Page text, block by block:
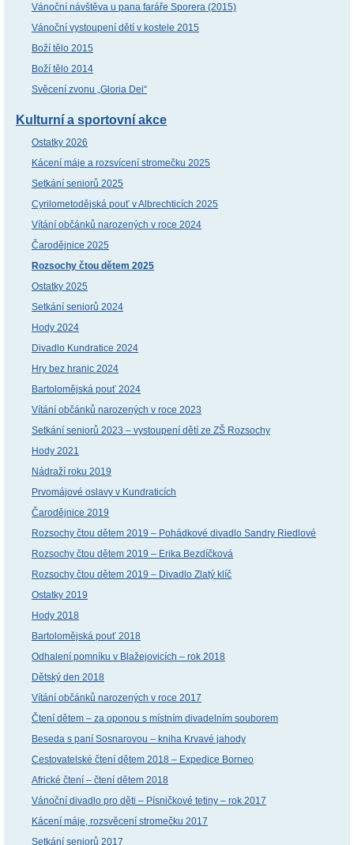
Vánoční návštěva u pana faráře Sporera (2015)
Vánoční vystoupení dětí v kostele 2015
Boží tělo 2015
Boží tělo 2014
Svěcení zvonu „Gloria Dei“
Kulturní a sportovní akce
Ostatky 2026
Kácení máje a rozsvícení stromečku 2025
Setkání seniorů 2025
Cyrilometodějská pouť v Albrechticích 2025
Vítání občánků narozených v roce 2024
Čarodějnice 2025
Rozsochy čtou dětem 2025
Ostatky 2025
Setkání seniorů 2024
Hody 2024
Divadlo Kundratice 2024
Hry bez hranic 2024
Bartolomějská pouť 2024
Vítání občánků narozených v roce 2023
Setkání seniorů 2023 – vystoupení dětí ze ZŠ Rozsochy
Hody 2021
Nádraží roku 2019
Prvomájové oslavy v Kundraticích
Čarodějnice 2019
Rozsochy čtou dětem 2019 – Pohádkové divadlo Sandry Riedlové
Rozsochy čtou dětem 2019 – Erika Bezdíčková
Rozsochy čtou dětem 2019 – Divadlo Zlatý klíč
Ostatky 2019
Hody 2018
Bartolomějská pouť 2018
Odhalení pomníku v Blažejovicích – rok 2018
Dětský den 2018
Vítání občánků narozených v roce 2017
Čtení dětem – za oponou s místním divadelním souborem
Beseda s paní Sosnarovou – kniha Krvavé jahody
Cestovatelské čtení dětem 2018 – Expedice Borneo
Africké čtení – čtení dětem 2018
Vánoční divadlo pro děti – Písničkové tetiny – rok 2017
Kácení máje, rozsvěcení stromečku 2017
Setkání seniorů 2017